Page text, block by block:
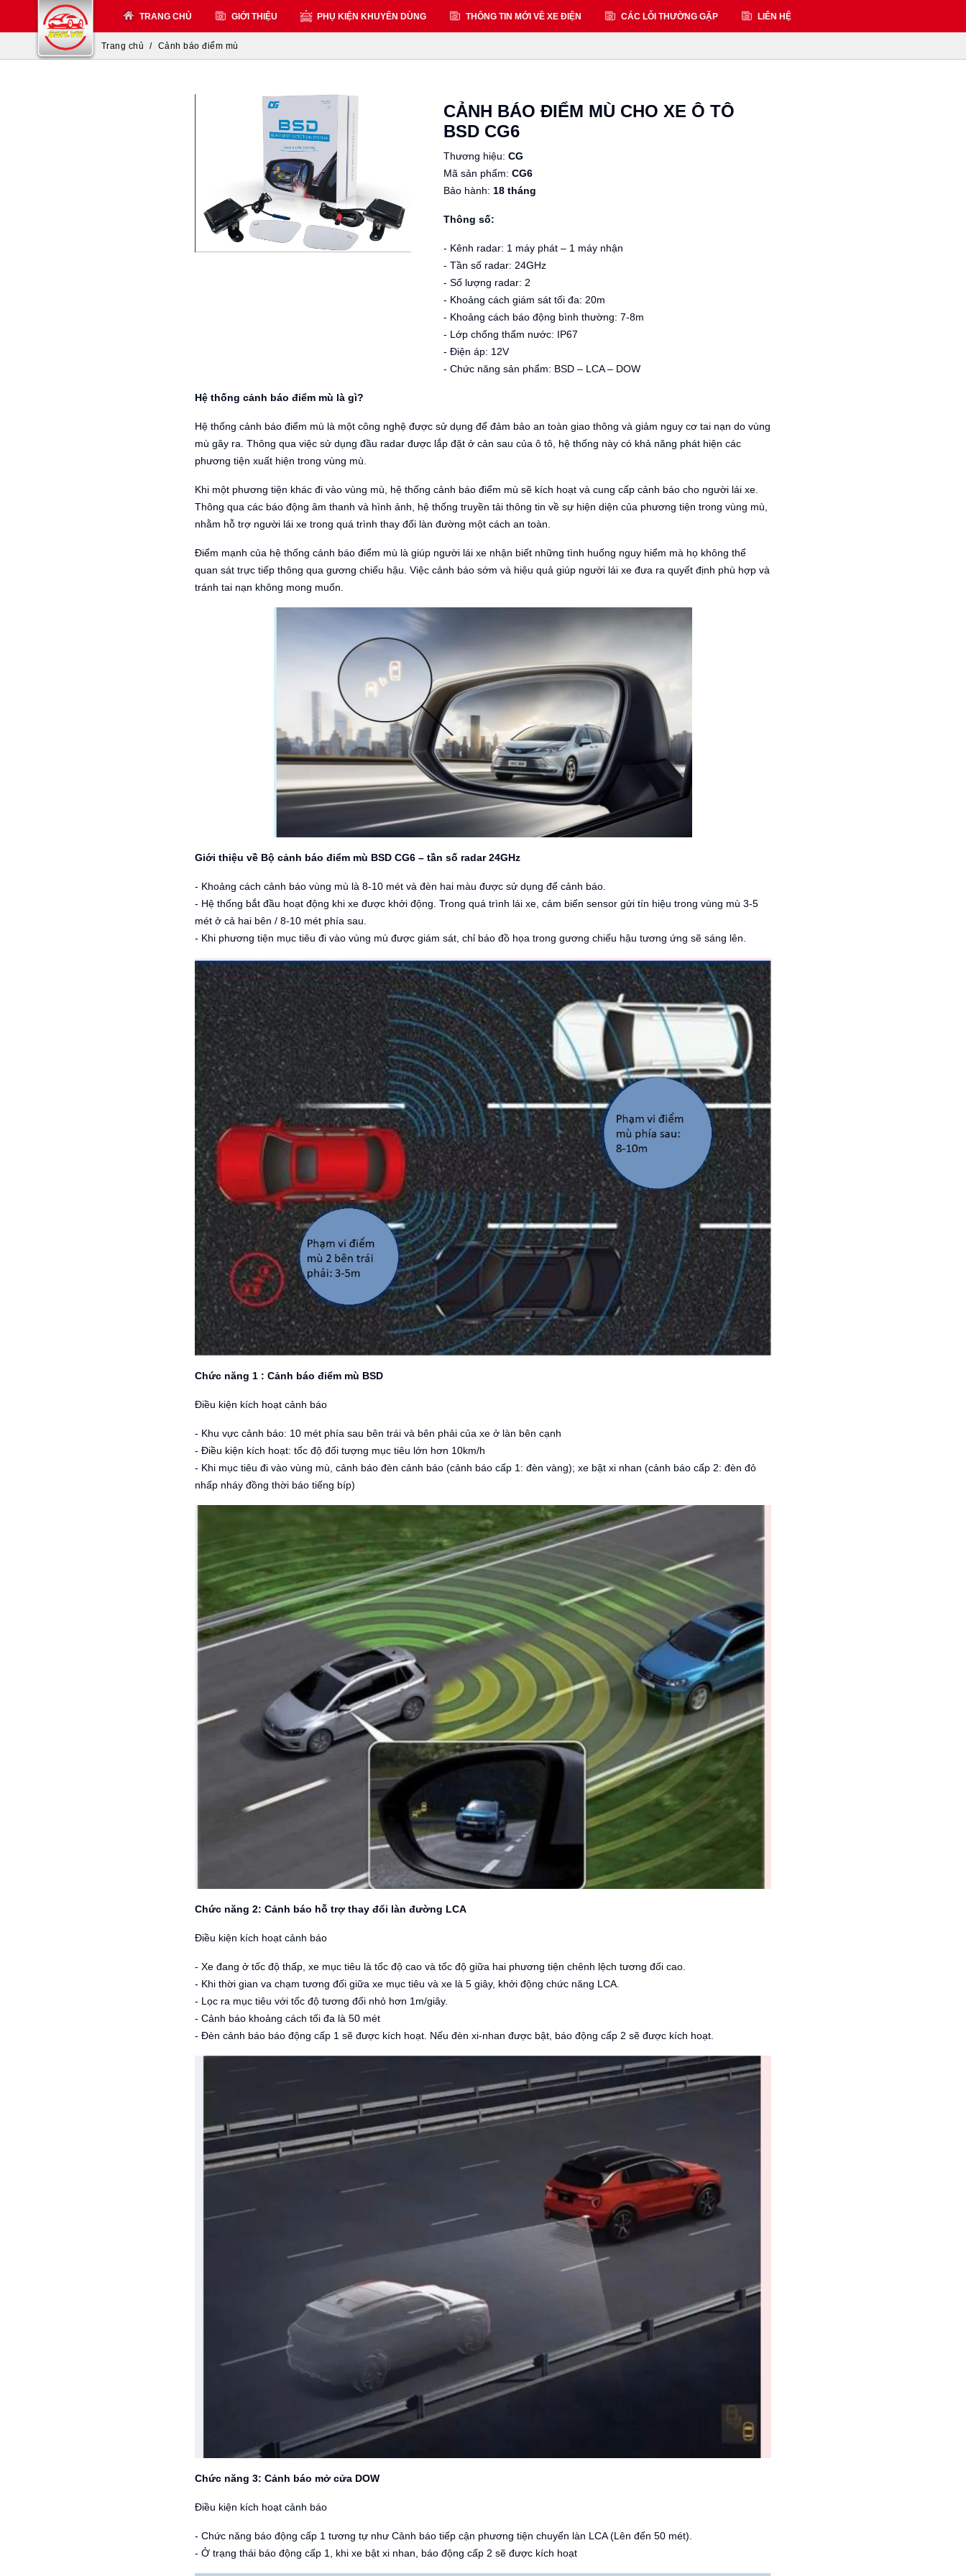
TRANG CHỦ GIỚI THIỆU PHỤ KIỆN KHUYÊN DÙNG THÔNG TIN MỚI VỀ XE ĐIỆN CÁC LỖI THƯỜNG GẶP LIÊN HỆ
Trang chủ Cảnh báo điểm mù
CẢNH BÁO ĐIỂM MÙ CHO XE Ô TÔ
BSD CG6
Thương hiệu:CG
Mã sản phẩm:CG6
Bảo hành: 18 tháng
Thông số:
- Kênh radar: 1 máy phát – 1 máy nhận
- Tần số radar: 24GHz
- Số lượng radar: 2
- Khoảng cách giám sát tối đa: 20m
- Khoảng cách báo động bình thường: 7-8m
- Lớp chống thấm nước: IP67
- Điện áp: 12V
- Chức năng sản phẩm: BSD – LCA – DOW
Hệ thống cảnh báo điểm mù là gì?
Hệ thống cảnh báo điểm mù là một công nghệ được sử dụng để đảm bảo an toàn giao thông và giảm nguy cơ tai nạn do vùng
mù gây ra. Thông qua việc sử dụng đầu radar được lắp đặt ở cản sau của ô tô, hệ thống này có khả năng phát hiện các
phương tiện xuất hiện trong vùng mù.
Khi một phương tiện khác đi vào vùng mù, hệ thống cảnh báo điểm mù sẽ kích hoạt và cung cấp cảnh báo cho người lái xe.
Thông qua các báo động âm thanh và hình ảnh, hệ thống truyền tải thông tin về sự hiện diện của phương tiện trong vùng mù,
nhằm hỗ trợ người lái xe trong quá trình thay đổi làn đường một cách an toàn.
Điểm mạnh của hệ thống cảnh báo điểm mù là giúp người lái xe nhận biết những tình huống nguy hiểm mà họ không thể
quan sát trực tiếp thông qua gương chiếu hậu. Việc cảnh báo sớm và hiệu quả giúp người lái xe đưa ra quyết định phù hợp và
tránh tai nạn không mong muốn.
Giới thiệu về Bộ cảnh báo điểm mù BSD CG6 – tần số radar 24GHz
- Khoảng cách cảnh báo vùng mù là 8-10 mét và đèn hai màu được sử dụng để cảnh báo.
- Hệ thống bắt đầu hoạt động khi xe được khởi động. Trong quá trình lái xe, cảm biến sensor gửi tín hiệu trong vùng mù 3-5
mét ở cả hai bên / 8-10 mét phía sau.
- Khi phương tiện mục tiêu đi vào vùng mù được giám sát, chỉ báo đồ họa trong gương chiếu hậu tương ứng sẽ sáng lên.
Chức năng 1 : Cảnh báo điểm mù BSD
Điều kiện kích hoạt cảnh báo
- Khu vực cảnh báo: 10 mét phía sau bên trái và bên phải của xe ở làn bên cạnh
- Điều kiện kích hoạt: tốc độ đối tượng mục tiêu lớn hơn 10km/h
- Khi mục tiêu đi vào vùng mù, cảnh báo đèn cảnh báo (cảnh báo cấp 1: đèn vàng); xe bật xi nhan (cảnh báo cấp 2: đèn đỏ
nhấp nháy đồng thời báo tiếng bíp)
Chức năng 2: Cảnh báo hỗ trợ thay đổi làn đường LCA
Điều kiện kích hoạt cảnh báo
- Xe đang ở tốc độ thấp, xe mục tiêu là tốc độ cao và tốc độ giữa hai phương tiện chênh lệch tương đối cao.
- Khi thời gian va chạm tương đối giữa xe mục tiêu và xe là 5 giây, khởi động chức năng LCA.
- Lọc ra mục tiêu với tốc độ tương đối nhỏ hơn 1m/giây.
- Cảnh báo khoảng cách tối đa là 50 mét
- Đèn cảnh báo báo động cấp 1 sẽ được kích hoạt. Nếu đèn xi-nhan được bật, báo động cấp 2 sẽ được kích hoạt.
Chức năng 3: Cảnh báo mở cửa DOW
Điều kiện kích hoạt cảnh báo
- Chức năng báo động cấp 1 tương tự như Cảnh báo tiếp cận phương tiện chuyển làn LCA (Lên đến 50 mét).
- Ở trạng thái báo động cấp 1, khi xe bật xi nhan, báo động cấp 2 sẽ được kích hoạt